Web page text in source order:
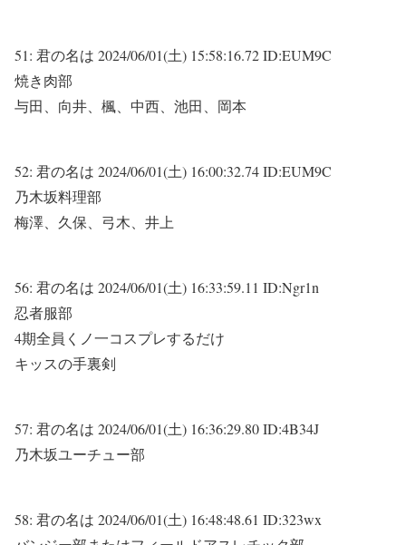
51: 君の名は 2024/06/01(土) 15:58:16.72 ID:EUM9C
焼き肉部
与田、向井、楓、中西、池田、岡本
52: 君の名は 2024/06/01(土) 16:00:32.74 ID:EUM9C
乃木坂料理部
梅澤、久保、弓木、井上
56: 君の名は 2024/06/01(土) 16:33:59.11 ID:Ngr1n
忍者服部
4期全員くノ一コスプレするだけ
キッスの手裏剣
57: 君の名は 2024/06/01(土) 16:36:29.80 ID:4B34J
乃木坂ユーチュー部
58: 君の名は 2024/06/01(土) 16:48:48.61 ID:323wx